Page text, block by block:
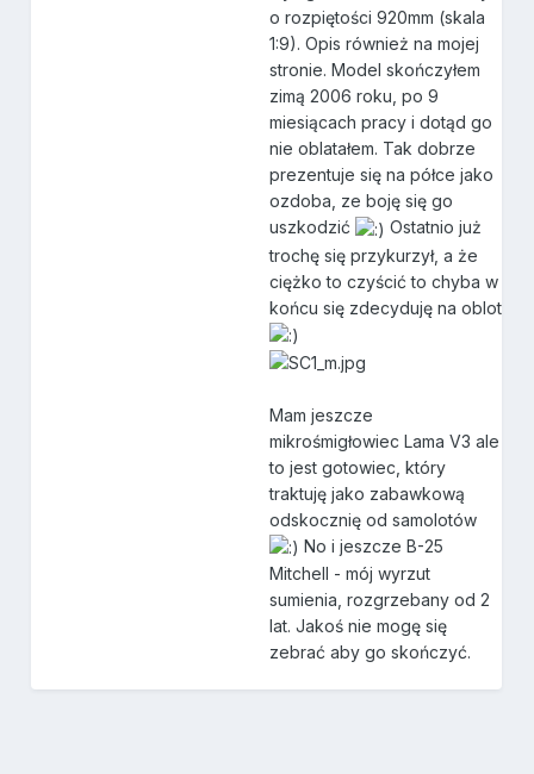
o rozpiętości 920mm (skala
1:9). Opis również na mojej
stronie. Model skończyłem
zimą 2006 roku, po 9
miesiącach pracy i dotąd go
nie oblatałem. Tak dobrze
prezentuje się na półce jako
ozdoba, ze boję się go
uszkodzić
Ostatnio już
trochę się przykurzył, a że
ciężko to czyścić to chyba w
końcu się zdecyduję na oblot
Mam jeszcze
mikrośmigłowiec Lama V3 ale
to jest gotowiec, który
traktuję jako zabawkową
odskocznię od samolotów
No i jeszcze B-25
Mitchell - mój wyrzut
sumienia, rozgrzebany od 2
lat. Jakoś nie mogę się
zebrać aby go skończyć.